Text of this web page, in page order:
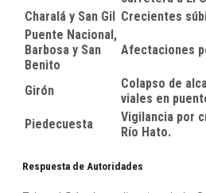
Charalá y San Gil
Crecientes
Puente Nacional,
Barbosa y San
Benito
Afectaciones
Girón
Colapso de
viales en
Piedecuesta
Vigilancia por
Río Hato.
Respuesta de Autoridades